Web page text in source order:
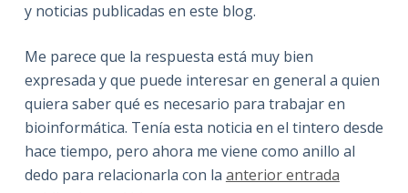
y noticias publicadas en este blog.
Me parece que la respuesta está muy bien
expresada y que puede interesar en general a quien
quiera saber qué es necesario para trabajar en
bioinformática. Tenía esta noticia en el tintero desde
hace tiempo, pero ahora me viene como anillo al
dedo para relacionarla con la anterior entrada